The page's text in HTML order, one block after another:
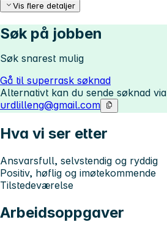
Vis flere detaljer
Søk på jobben
Søk snarest mulig
Gå til superrask søknad
Alternativt kan du sende søknad
urdlilleng@gmail.com
Hva vi ser etter
Ansvarsfull, selvstendig og ryddig
Positiv, høflig og imøtekommende
Tilstedeværelse
Arbeidsoppgaver